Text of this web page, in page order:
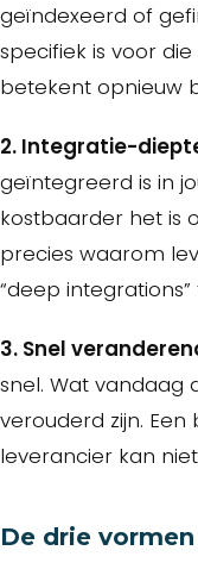
geïndexeerd of
specifiek is voor
betekent opnieuw
2. Integratie-
geïntegreerd is in
kostbaarder het is
precies waarom
“deep
3. Snel
snel. Wat vandaag
verouderd zijn.
leverancier kan
De drie